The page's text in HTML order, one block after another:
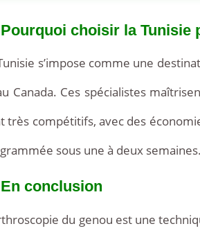
Pourquoi choisir la Tunisie
s’impose comme une
Canada. Ces spécialistes
très compétitifs, avec des
sous une à deux
En conclusion
du genou est une